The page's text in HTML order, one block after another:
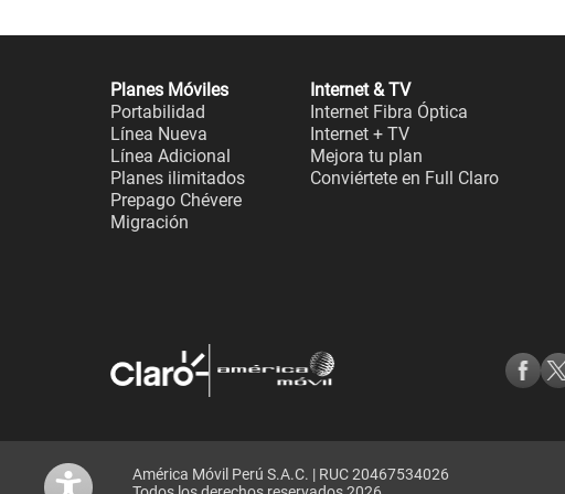
Planes Móviles
Portabilidad
Línea Nueva
Línea Adicional
Planes ilimitados
Prepago Chévere
Migración
Internet & TV
Internet Fibra Óptica
Internet + TV
Mejora tu plan
Conviértete en Full Claro
América Móvil Perú S.A.C. | RUC 20467534026